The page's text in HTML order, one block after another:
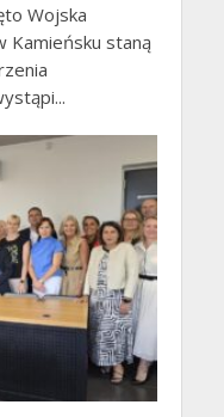
Wojska
Kamieńsku staną